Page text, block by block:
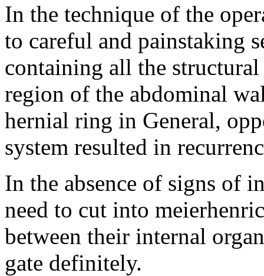
In the technique of the
to careful and painstaking
containing all the
region of the abdominal
hernial ring in General,
system resulted in
In the absence of signs of
need to cut into
between their internal
gate definitely.